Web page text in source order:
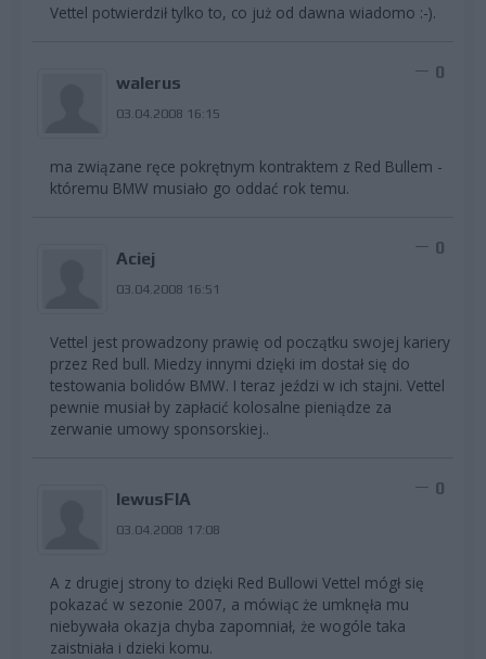
Vettel potwierdził tylko to, co już od dawna wiadomo :-).
walerus
03.04.2008 16:15
0
ma związane ręce pokrętnym kontraktem z Red Bullem -
któremu BMW musiało go oddać rok temu.
Aciej
03.04.2008 16:51
0
Vettel jest prowadzony prawię od początku swojej kariery
przez Red bull. Miedzy innymi dzięki im dostał się do
testowania bolidów BMW. I teraz jeździ w ich stajni. Vettel
pewnie musiał by zapłacić kolosalne pieniądze za
zerwanie umowy sponsorskiej..
lewusFIA
03.04.2008 17:08
0
A z drugiej strony to dzięki Red Bullowi Vettel mógł się
pokazać w sezonie 2007, a mówiąc że umknęła mu
niebywała okazja chyba zapomniał, że wogóle taka
zaistniała i dzieki komu.